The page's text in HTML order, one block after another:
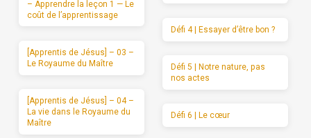
– Apprendre la leçon 1 — Le
coût de l’apprentissage
[Apprentis de Jésus] – 03 –
Le Royaume du Maître
[Apprentis de Jésus] – 04 –
La vie dans le Royaume du
Maître
Défi 4 | Essayer d’être bon ?
Défi 5 | Notre nature, pas
nos actes
Défi 6 | Le cœur